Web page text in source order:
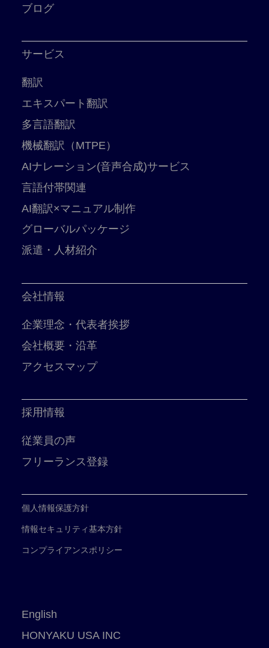
ブログ
サービス
翻訳
エキスパート翻訳
多言語翻訳
機械翻訳（MTPE）
AIナレーション(音声合成)サービス
言語付帯関連
AI翻訳×マニュアル制作
グローバルパッケージ
派遣・人材紹介
会社情報
企業理念・代表者挨拶
会社概要・沿革
アクセスマップ
採用情報
従業員の声
フリーランス登録
個人情報保護方針
情報セキュリティ基本方針
コンプライアンスポリシー
English
HONYAKU USA INC